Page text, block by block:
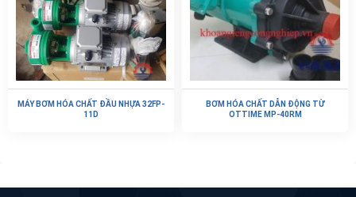
MÁY BƠM HÓA CHẤT ĐẦU NHỰA 32FP-
11D
BƠM HÓA CHẤT DẪN ĐỘNG TỪ
OTTIME MP-40RM